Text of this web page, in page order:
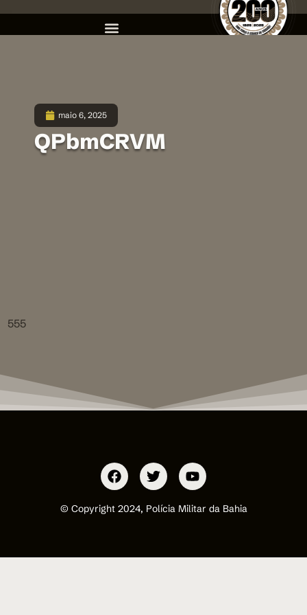
maio 6, 2025
QPbmCRVM
555
© Copyright 2024, Polícia Militar da Bahia